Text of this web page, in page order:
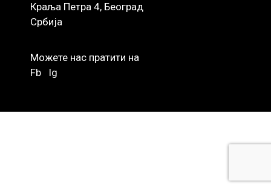
Краља Петра 4, Београд
Србија
Можете нас пратити на
Fb
Ig